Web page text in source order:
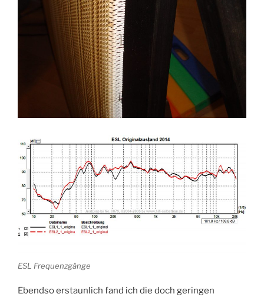
ESL Frequenzgänge
Ebendso erstaunlich fand ich die doch geringen